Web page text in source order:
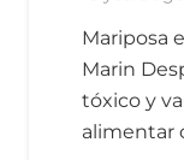
Mariposa
Marin
tóxico y
alimentar